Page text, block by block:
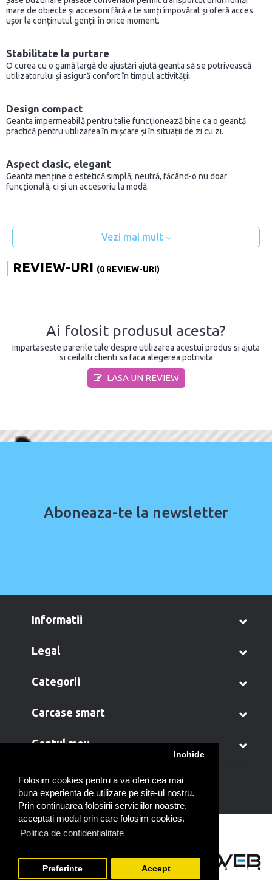
Folosim cookies pentru a va oferi cea mai
buna experienta de utilizare pe site-ul nostru.
Prin continuarea folosirii serviciilor noastre,
acceptati modul prin care folosim cookies.
Politica de confidentialitate
Inchide
Preferinte Accept
mare de obiecte și accesorii fără a te simți împovărat și oferă acces
ușor la conținutul genții în orice moment.
Stabilitate la purtare
O curea cu o gamă largă de ajustări ajută geanta să se potrivească
utilizatorului și asigură confort în timpul activității.
Design compact
Geanta impermeabilă pentru talie funcționează bine ca o geantă
practică pentru utilizarea în mișcare și în situații de zi cu zi.
Aspect clasic, elegant
Geanta menține o estetică simplă, neutră, făcând-o nu doar
funcțională, ci și un accesoriu la modă.
Vezi mai mult
REVIEW-URI (0 REVIEW-URI)
Ai folosit produsul acesta?
Impartaseste parerile tale despre utilizarea acestui produs si ajuta
si ceilalti clienti sa faca alegerea potrivita
LASA UN REVIEW
Aboneaza-te la newsletter
informatii
legal
categorii
carcase smart
contul meu